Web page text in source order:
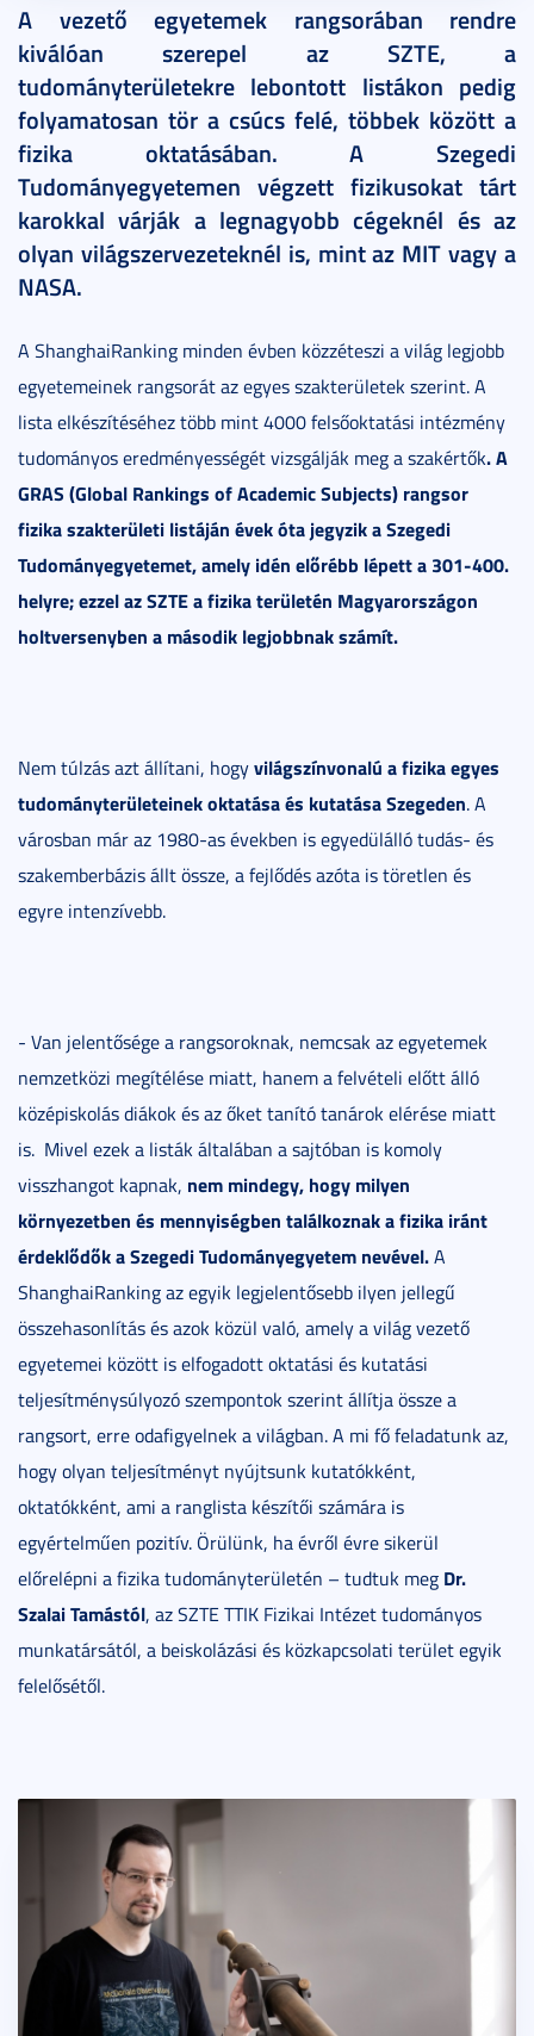
A vezető egyetemek rangsorában rendre
kiválóan szerepel az SZTE, a
tudományterületekre lebontott listákon pedig
folyamatosan tör a csúcs felé, többek között a
fizika oktatásában. A Szegedi
Tudományegyetemen végzett fizikusokat tárt
karokkal várják a legnagyobb cégeknél és az
olyan világszervezeteknél is, mint az MIT vagy a
NASA.
A ShanghaiRanking minden évben közzéteszi a világ legjobb
egyetemeinek rangsorát az egyes szakterületek szerint. A
lista elkészítéséhez több mint 4000 felsőoktatási intézmény
tudományos eredményességét vizsgálják meg a szakértők. A
GRAS (Global Rankings of Academic Subjects) rangsor
fizika szakterületi listáján évek óta jegyzik a Szegedi
Tudományegyetemet, amely idén előrébb lépett a 301-400.
helyre; ezzel az SZTE a fizika területén Magyarországon
holtversenyben a második legjobbnak számít.
Nem túlzás azt állítani, hogyvilágszínvonalú a fizika egyes
tudományterületeinek oktatása és kutatása Szegeden. A
városban már az 1980-as években is egyedülálló tudás- és
szakemberbázis állt össze, a fejlődés azóta is töretlen és
egyre intenzívebb.
- Van jelentősége a rangsoroknak, nemcsak az egyetemek
nemzetközi megítélése miatt, hanem a felvételi előtt álló
középiskolás diákok és az őket tanító tanárok elérése miatt
is. Mivel ezek a listák általában a sajtóban is komoly
visszhangot kapnak, nem mindegy, hogy milyen
környezetben és mennyiségben találkoznak a fizika iránt
érdeklődők a Szegedi Tudományegyetem nevével.A
ShanghaiRanking az egyik legjelentősebb ilyen jellegű
összehasonlítás és azok közül való, amely a világ vezető
egyetemei között is elfogadott oktatási és kutatási
teljesítménysúlyozó szempontok szerint állítja össze a
rangsort, erre odafigyelnek a világban. A mi fő feladatunk az,
hogy olyan teljesítményt nyújtsunk kutatókként,
oktatókként, ami a ranglista készítői számára is
egyértelműen pozitív. Örülünk, ha évről évre sikerül
előrelépni a fizika tudományterületén – tudtuk meg Dr.
Szalai Tamástól, az SZTE TTIK Fizikai Intézet tudományos
munkatársától, a beiskolázási és közkapcsolati terület egyik
felelősétől.